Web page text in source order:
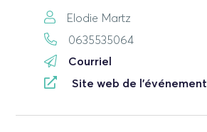
Elodie Martz
0635535064
Courriel
Site web de l'événement